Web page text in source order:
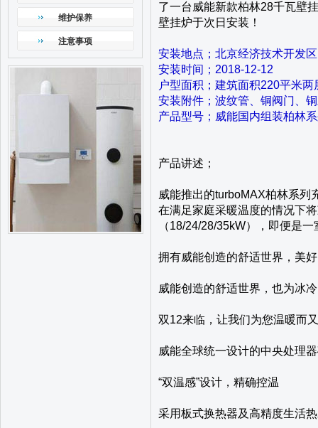
维护保养
注意事项
了一台威能新款柏林28千瓦壁
壁挂炉于次日安装！
安装地点；北京经济技术开发
安装时间；2018-12-12
户型面积；建筑面积220平米两
安装附件；波纹管、铜阀门、
产品型号； 威能国内组装柏林
产品讲述；
威能推出的turboMAX柏林系列
在满足家庭采暖温度的情况下
（18/24/28/35kW），即便是
拥有威能创造的舒适世界，美
威能创造的舒适世界，也为冰
双12来临，让我们为您温暖而
威能全球统一设计的中央处理
“双温感”设计，精确控温
采用板式换热器及高精度生活